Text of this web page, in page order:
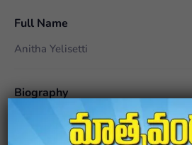
Full Name
Anitha Yelisetti
Biography
"అనిత యెలిశెట్టి,
ఇంటి నెంబరు 4-112,